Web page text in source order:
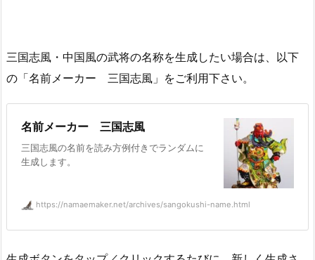
三国志風・中国風の武将の名称を生成したい場合は、以下
の「名前メーカー 三国志風」をご利用下さい。
名前メーカー 三国志風
三国志風の名前を読み方例付きでランダムに
生成します。
https://namaemaker.net/archives/sangokushi-name.html